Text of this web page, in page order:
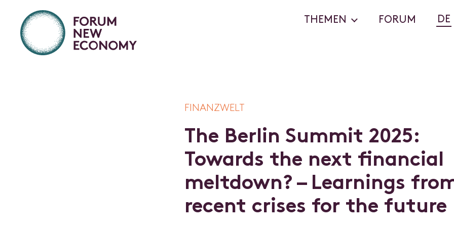
THEMEN FORUM DE
FINANZWELT
The Berlin Summit 2025:
Towards the next fnancial
meltdown? – Learnings fro
recent crises for the future